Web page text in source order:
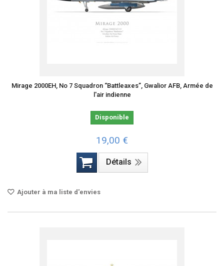
Mirage 2000EH, No 7 Squadron “Battleaxes”, Gwalior AFB, Armée de
l'air indienne
Disponible
19,00 €
Détails
Ajouter à ma liste d'envies